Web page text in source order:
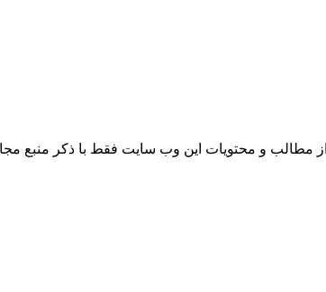
مطالب و محتویات این وب سایت فقط با ذکر منبع